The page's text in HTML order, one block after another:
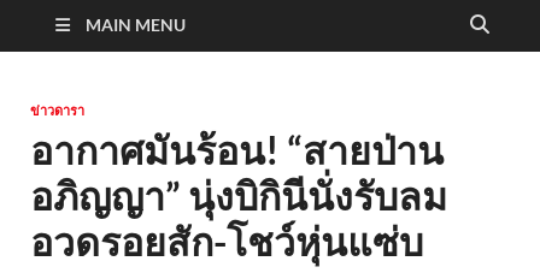
MAIN MENU
ข่าวดารา
อากาศมันร้อน! “สายป่าน
อภิญญา” นุ่งบิกินีนั่งรับลม
อวดรอยสัก-โชว์หุ่นแซ่บ